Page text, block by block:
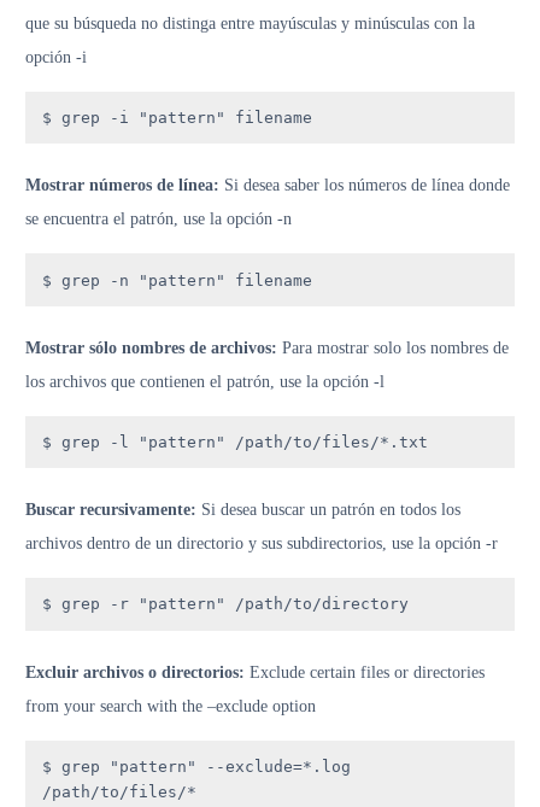
que su búsqueda no distinga entre mayúsculas y minúsculas con la
opción -i
$ grep -i "pattern" filename
Mostrar números de línea: Si desea saber los números de línea donde
se encuentra el patrón, use la opción -n
$ grep -n "pattern" filename
Mostrar sólo nombres de archivos: Para mostrar solo los nombres de
los archivos que contienen el patrón, use la opción -l
$ grep -l "pattern" /path/to/files/*.txt
Buscar recursivamente: Si desea buscar un patrón en todos los
archivos dentro de un directorio y sus subdirectorios, use la opción -r
$ grep -r "pattern" /path/to/directory
Excluir archivos o directorios: Exclude certain files or directories
from your search with the –exclude option
$ grep "pattern" --exclude=*.log
/path/to/files/*